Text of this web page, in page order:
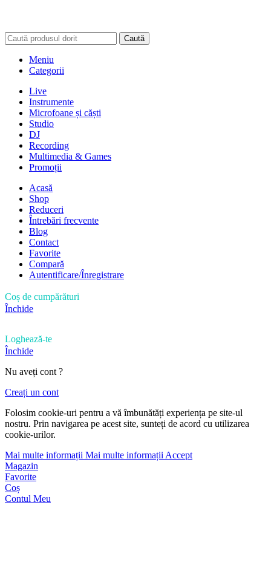
Caută
Meniu
Categorii
Live
Instrumente
Microfoane și căști
Studio
DJ
Recording
Multimedia & Games
Promoții
Acasă
Shop
Reduceri
Întrebări frecvente
Blog
Contact
Favorite
Compară
Autentificare/Înregistrare
Coș de cumpărături
Închide
Loghează-te
Închide
Nu aveți cont ?
Creați un cont
Folosim cookie-uri pentru a vă îmbunătăți experiența pe site-ul
nostru. Prin navigarea pe acest site, sunteți de acord cu utilizarea
cookie-urilor.
Mai multe informații Mai multe informațiiAccept
Magazin
Favorite
Coș
Contul Meu